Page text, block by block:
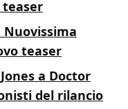
teaser
Nuovissima
teaser
a Doctor
del rilancio